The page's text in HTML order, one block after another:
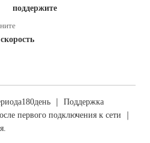
поддержите
｜ Поддержка
первого подключения к сети ｜